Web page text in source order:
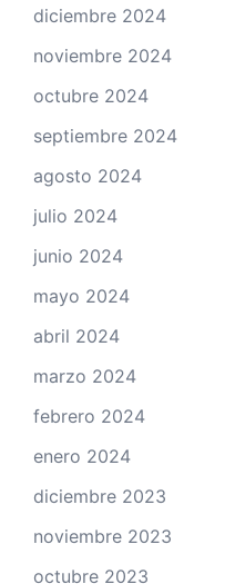
diciembre 2024
noviembre 2024
octubre 2024
septiembre 2024
agosto 2024
julio 2024
junio 2024
mayo 2024
abril 2024
marzo 2024
febrero 2024
enero 2024
diciembre 2023
noviembre 2023
octubre 2023